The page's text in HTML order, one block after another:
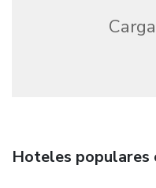
Hoteles populares